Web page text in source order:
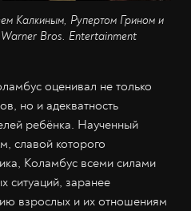
Калкиным, Рупертом Грином и
Bros. Entertainment
оценивал не только
но и адекватность
ребёнка. Наученный
славой которого
Коламбус всеми силами
ситуаций, заранее
взрослых и их отношениям